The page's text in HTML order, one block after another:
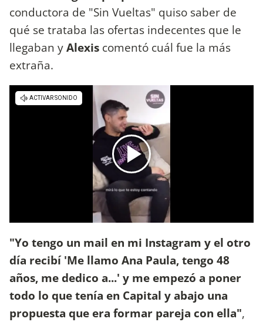
conductora de "Sin Vueltas" quiso saber de
qué se trataba las ofertas indecentes que le
llegaban yAlexis comentó cuál fue la más
extraña.
"Yo tengo un mail en mi Instagram y el otro
día recibí 'Me llamo Ana Paula, tengo 48
años, me dedico a...' y me empezó a poner
todo lo que tenía en Capital y abajo una
propuesta que era formar pareja con ella",